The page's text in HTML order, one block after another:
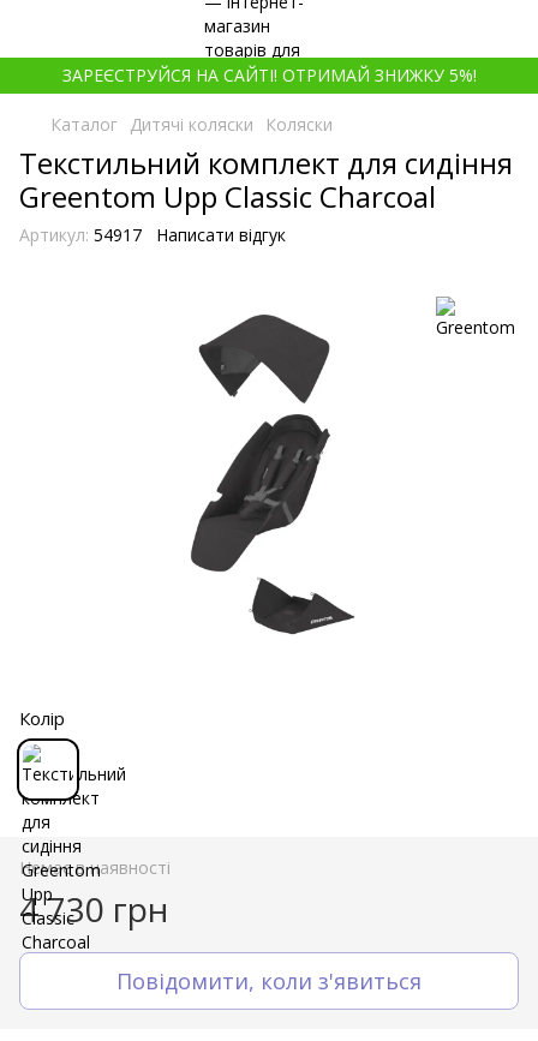
ЗАРЕЄСТРУЙСЯ НА САЙТІ! ОТРИМАЙ ЗНИЖКУ 5%!
Каталог Дитячі коляски Коляски
Текстильний комплект для сидіння
Greentom Upp Classic Charcoal
Артикул: 54917 Написати відгук
Колір
Немає в наявності
4 730 грн
Повідомити, коли з'явиться